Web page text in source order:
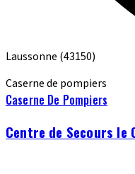
Laussonne (43150)
Caserne de pompiers
Caserne De Pompiers
Centre de Secours le